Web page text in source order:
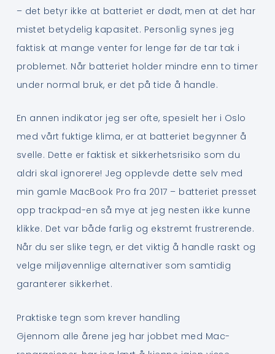
– det betyr ikke at batteriet er dødt, men at det har
mistet betydelig kapasitet. Personlig synes jeg
faktisk at mange venter for lenge før de tar tak i
problemet. Når batteriet holder mindre enn to timer
under normal bruk, er det på tide å handle.
En annen indikator jeg ser ofte, spesielt her i Oslo
med vårt fuktige klima, er at batteriet begynner å
svelle. Dette er faktisk et sikkerhetsrisiko som du
aldri skal ignorere! Jeg opplevde dette selv med
min gamle MacBook Pro fra 2017 – batteriet presset
opp trackpad-en så mye at jeg nesten ikke kunne
klikke. Det var både farlig og ekstremt frustrerende.
Når du ser slike tegn, er det viktig å handle raskt og
velge miljøvennlige alternativer som samtidig
garanterer sikkerhet.
Praktiske tegn som krever handling
Gjennom alle årene jeg har jobbet med Mac-